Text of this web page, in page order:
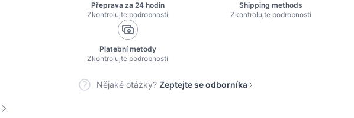
Přeprava za 24 hodin
Zkontrolujte podrobnosti
Shipping methods
Zkontrolujte podrobnosti
Platební metody
Zkontrolujte podrobnosti
Nějaké otázky? Zeptejte se odborníka